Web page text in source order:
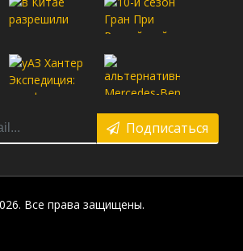
Подписаться
Все права защищены.